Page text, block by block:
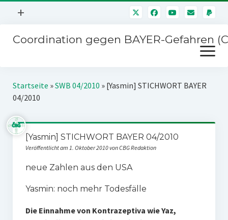
Menü
+
Mitmachen
Über uns
Kontakt
Impressum
Coordination gegen BAYER-Gefahren
Menü
öffnen
Kampagnen
Stichwort BAYER
Jahrestagung
SPENDEN
Startseite »SWB 04/2010 » [Yasmin] STICHWORT BAYER
04/2010
[Yasmin] STICHWORT BAYER 04/2010
Veröffentlicht am 1. Oktober 2010 von CBG Redaktion
neue Zahlen aus den USA
Yasmin: noch mehr Todesfälle
Die Einnahme von Kontrazeptiva wie Yaz,